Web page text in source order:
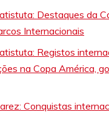
Destaques da
Internacionais
Registos
na Copa América,
Conquistas